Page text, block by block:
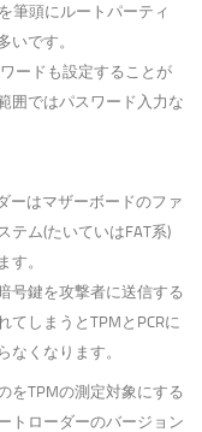
筆頭にルートパーティ
いです。
ードも設定することが
囲ではパスワード入力な
ーはマザーボードのファ
テム(たいていはFAT系)
す。
号鍵を攻撃者に送信する
てしまうとTPMとPCRに
なくなります。
をTPMの測定対象にする
トローダーのバージョン